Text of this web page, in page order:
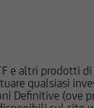
e altri prodotti
qualsiasi
(ove
sul sito web
riferiscono le
contenute
responsabile